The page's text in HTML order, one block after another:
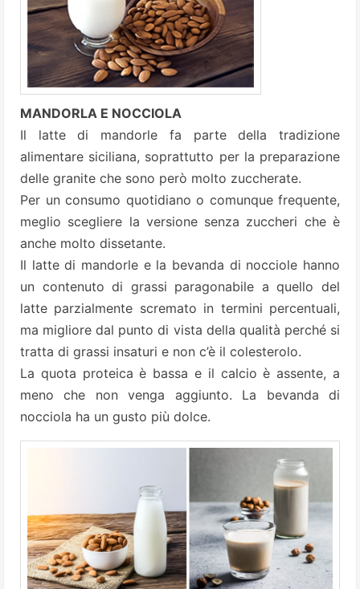
MANDORLA E NOCCIOLA
Il latte di mandorle fa parte della tradizione
alimentare siciliana, soprattutto per la preparazione
delle granite che sono però molto zuccherate.
Per un consumo quotidiano o comunque frequente,
meglio scegliere la versione senza zuccheri che è
anche molto dissetante.
Il latte di mandorle e la bevanda di nocciole hanno
un contenuto di grassi paragonabile a quello del
latte parzialmente scremato in termini percentuali,
ma migliore dal punto di vista della qualità perché si
tratta di grassi insaturi e non c’è il colesterolo.
La quota proteica è bassa e il calcio è assente, a
meno che non venga aggiunto. La bevanda di
nocciola ha un gusto più dolce.